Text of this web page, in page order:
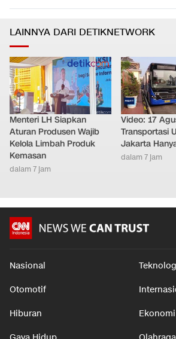
LAINNYA DARI DETIKNETWORK
Menteri LH Siapkan
Aturan Produsen Wajib
Kelola Limbah Produk
Kemasan
dalam 7 jam
Video: 17
Transportasi
Jakarta
dalam 7 jam
Nasional
Otomotif
Hiburan Ekonomi